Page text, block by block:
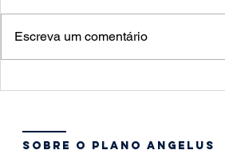
10 formas de
desenvolvimento
Escreva um comentário
sobre o plano angelus